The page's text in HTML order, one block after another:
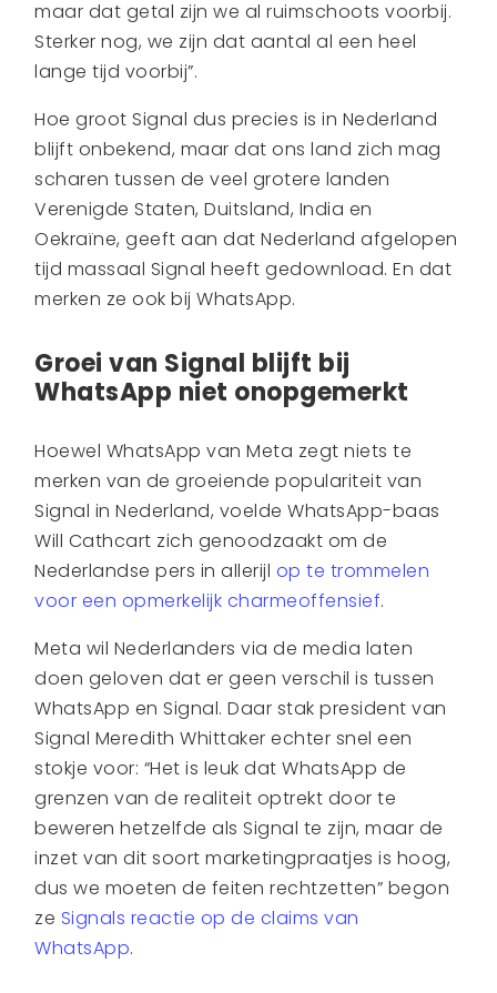
maar dat getal zijn we al ruimschoots voorbij.
Sterker nog, we zijn dat aantal al een heel
lange tijd voorbij”.
Hoe groot Signal dus precies is in Nederland
blijft onbekend, maar dat ons land zich mag
scharen tussen de veel grotere landen
Verenigde Staten, Duitsland, India en
Oekraïne, geeft aan dat Nederland afgelopen
tijd massaal Signal heeft gedownload. En dat
merken ze ook bij WhatsApp.
Groei van Signal blijft bij
WhatsApp niet onopgemerkt
Hoewel WhatsApp van Meta zegt niets te
merken van de groeiende populariteit van
Signal in Nederland, voelde WhatsApp-baas
Will Cathcart zich genoodzaakt om de
Nederlandse pers in allerijl op te trommelen
voor een opmerkelijk charmeoffensief.
Meta wil Nederlanders via de media laten
doen geloven dat er geen verschil is tussen
WhatsApp en Signal. Daar stak president van
Signal Meredith Whittaker echter snel een
stokje voor: “Het is leuk dat WhatsApp de
grenzen van de realiteit optrekt door te
beweren hetzelfde als Signal te zijn, maar de
inzet van dit soort marketingpraatjes is hoog,
dus we moeten de feiten rechtzetten” begon
ze Signals reactie op de claims van
WhatsApp.